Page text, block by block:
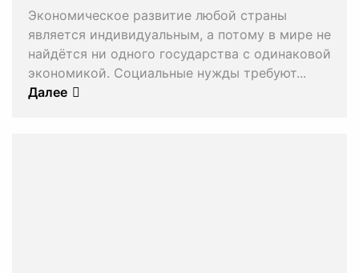
Экономическое развитие любой страны
является индивидуальным, а потому в мире не
найдётся ни одного государства с одинаковой
экономикой. Социальные нужды требуют...
Далее